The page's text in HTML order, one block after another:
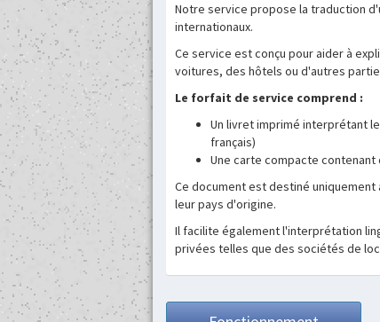
Notre service propose la traduction
internationaux.
Ce service est conçu pour aider à
voitures, des hôtels ou d'autres
Le forfait de service comprend :
Un livret imprimé interprétant
français)
Une carte compacte
Ce document est destiné
leur pays d'origine.
Il facilite également l'interprétation
privées telles que des sociétés de